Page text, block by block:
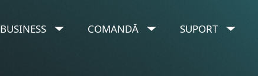
BUSINESS COMANDĂ SUPORT